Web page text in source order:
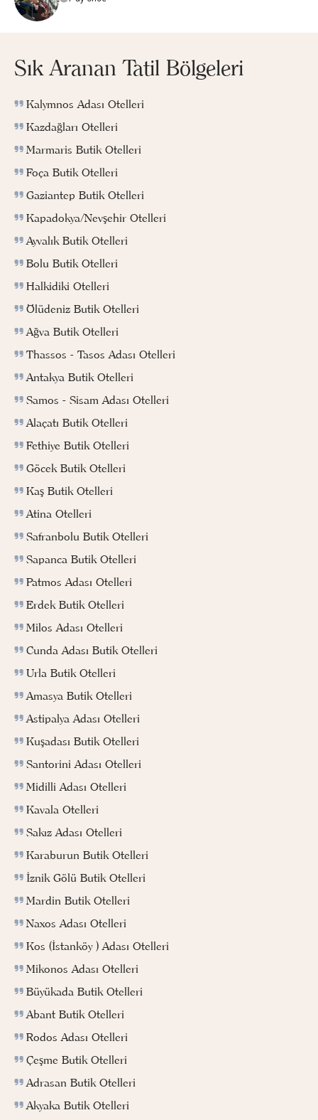
Sık Aranan Tatil Bölgeleri
Kalymnos Adası Otelleri
Kazdağları Otelleri
Marmaris Butik Otelleri
Foça Butik Otelleri
Gaziantep Butik Otelleri
Kapadokya/Nevşehir Otelleri
Ayvalık Butik Otelleri
Bolu Butik Otelleri
Halkidiki Otelleri
Ölüdeniz Butik Otelleri
Ağva Butik Otelleri
Thassos - Tasos Adası Otelleri
Antakya Butik Otelleri
Samos - Sisam Adası Otelleri
Alaçatı Butik Otelleri
Fethiye Butik Otelleri
Göcek Butik Otelleri
Kaş Butik Otelleri
Atina Otelleri
Safranbolu Butik Otelleri
Sapanca Butik Otelleri
Patmos Adası Otelleri
Erdek Butik Otelleri
Milos Adası Otelleri
Cunda Adası Butik Otelleri
Urla Butik Otelleri
Amasya Butik Otelleri
Astipalya Adası Otelleri
Kuşadası Butik Otelleri
Santorini Adası Otelleri
Midilli Adası Otelleri
Kavala Otelleri
Sakız Adası Otelleri
Karaburun Butik Otelleri
İznik Gölü Butik Otelleri
Mardin Butik Otelleri
Naxos Adası Otelleri
Kos (İstanköy ) Adası Otelleri
Mikonos Adası Otelleri
Büyükada Butik Otelleri
Abant Butik Otelleri
Rodos Adası Otelleri
Çeşme Butik Otelleri
Adrasan Butik Otelleri
Akyaka Butik Otelleri